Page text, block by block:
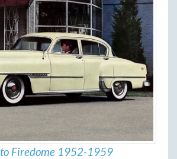
Firedome 1952-1959